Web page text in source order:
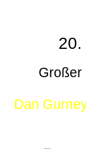
20.
Großer
Dan